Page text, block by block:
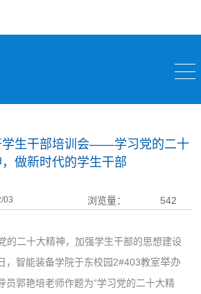
学生干部培训会——学习党的二十
做新时代的学生干部
03 浏览量： 542
的二十大精神，加强学生干部的思想建设
，智能装备学院于东校园2#403教室举办
员郭艳培老师作题为“学习党的二十大精